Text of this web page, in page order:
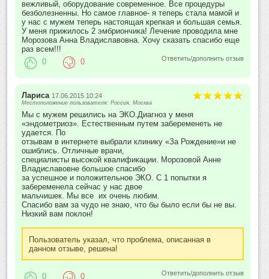
вежливый, оборудование современное. Все процедуры
безболезненны. Но самое главное- я теперь стала мамой и
у нас с мужем теперь настоящая крепкая и большая семья.
У меня прижилось 2 эмбриончика! Лечение проводила мне
Морозова Анна Владиславовна. Хочу сказать спасибо еще
раз всем!!!
Ответить/дополнить отзыв
0 0
Лариса 17.06.2015 10:24
Местоположение пользователя: Россия, Москва
Мы с мужем решились на ЭКО.Диагноз у меня
«эндометриоз». Естественным путем забеременеть не
удается. По
отзывам в интернете выбрали клинику «За Рождение»и не
ошиблись. Отличные врачи,
специалисты высокой квалификации. Морозовой Анне
Владиславовне большое спасибо
за успешное и положительное ЭКО. С 1 попытки я
забеременела сейчас у нас двое
мальчишек. Мы все их очень любим.
Спасибо вам за чудо не знаю, что бы было если бы не вы.
Низкий вам поклон!
Пользователь указал, что проблема, описанная в
данном отзыве, решена!
Ответить/дополнить отзыв
0 0